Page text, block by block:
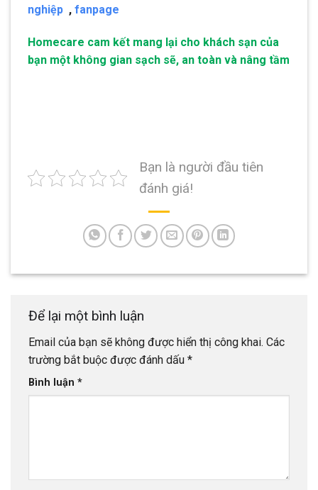
nghiệp , fanpage
Homecare cam kết mang lại cho khách sạn của
bạn một không gian sạch sẽ, an toàn và nâng tầm
Bạn là người đầu tiên
đánh giá!
Để lại một bình luận
Email của bạn sẽ không được hiển thị công khai. Các
trường bắt buộc được đánh dấu *
Bình luận *